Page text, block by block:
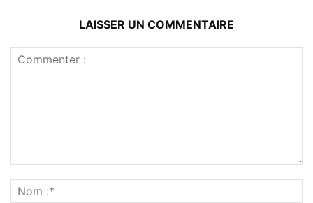
LAISSER UN COMMENTAIRE